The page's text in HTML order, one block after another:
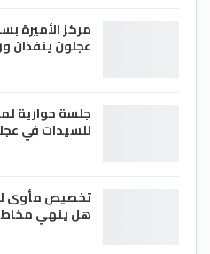
مركز الأميرة
عجلون ينفذان
جلسة حوارية
للسيدات في
تخصيص مأوى
هل ينهي